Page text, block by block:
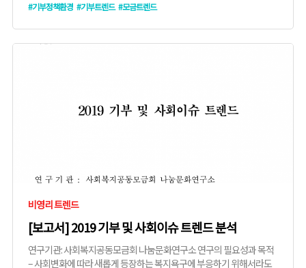
#기부정책환경 #기부트렌드 #모금트렌드
비영리 트렌드
[보고서] 2019 기부 및 사회이슈 트렌드 분석
연구기관: 사회복지공동모금회 나눔문화연구소 연구의 필요성과 목적
– 사회변화에 따라 새롭게 등장하는 복지욕구에 부응하기 위해서라도